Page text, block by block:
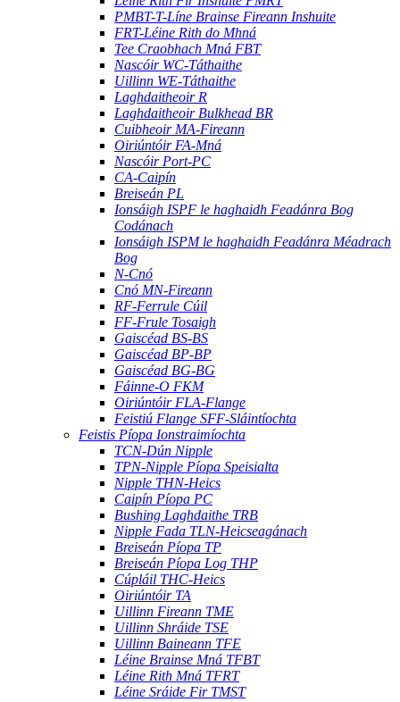
PMBT-T-Líne Brainse Fireann Inshuite
FRT-Léine Rith do Mhná
Tee Craobhach Mná FBT
Nascóir WC-Táthaithe
Uillinn WE-Táthaithe
Laghdaitheoir R
Laghdaitheoir Bulkhead BR
Cuibheoir MA-Fireann
Oiriúntóir FA-Mná
Nascóir Port-PC
CA-Caipín
Breiseán PL
Ionsáigh ISPF le haghaidh Feadánra Bog
Codánach
Ionsáigh ISPM le haghaidh Feadánra Méadrach
Bog
N-Cnó
Cnó MN-Fireann
RF-Ferrule Cúil
FF-Frule Tosaigh
Gaiscéad BS-BS
Gaiscéad BP-BP
Gaiscéad BG-BG
Fáinne-O FKM
Oiriúntóir FLA-Flange
Feistiú Flange SFF-Sláintíochta
Feistis Píopa Ionstraimíochta
TCN-Dún Nipple
TPN-Nipple Píopa Speisialta
Nipple THN-Heics
Caipín Píopa PC
Bushing Laghdaithe TRB
Nipple Fada TLN-Heicseagánach
Breiseán Píopa TP
Breiseán Píopa Log THP
Cúpláil THC-Heics
Oiriúntóir TA
Uillinn Fireann TME
Uillinn Shráide TSE
Uillinn Baineann TFE
Léine Brainse Mná TFBT
Léine Rith Mná TFRT
Léine Sráide Fir TMST